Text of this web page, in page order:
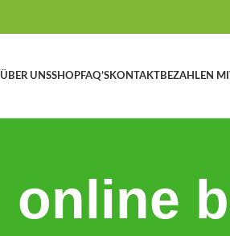
ÜBER UNSSHOPFAQ’SKONTAKTBEZAHLEN